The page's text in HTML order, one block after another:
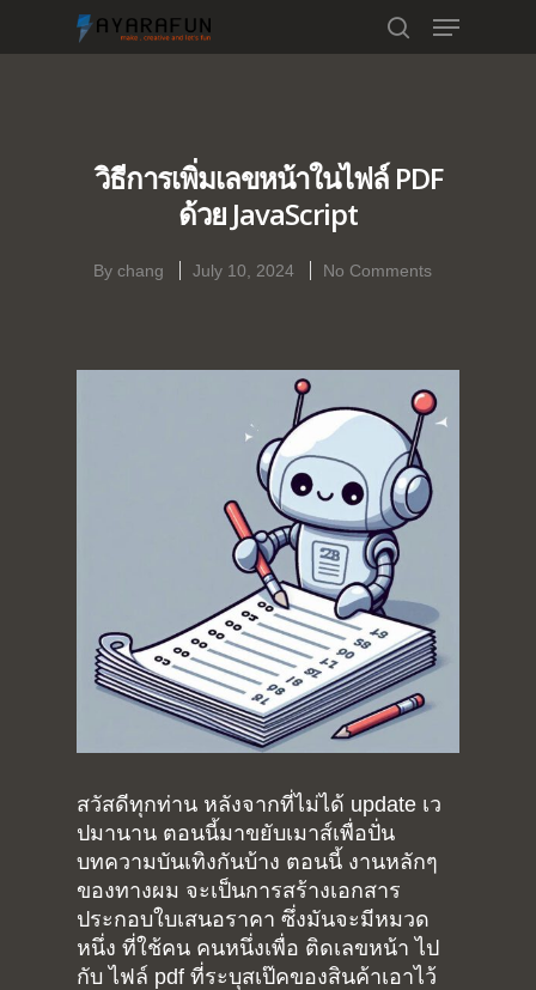
วิธีการเพิ่มเลขหน้าในไฟล์ PDF
ด้วย JavaScript
By chang July 10, 2024 No Comments
สวัสดีทุกท่าน หลังจากที่ไม่ได้ update เว
ปมานาน ตอนนี้มาขยับเมาส์เพื่อปั่น
บทความบันเทิงกันบ้าง ตอนนี้ งานหลักๆ
ของทางผม จะเป็นการสร้างเอกสาร
ประกอบใบเสนอราคา ซึ่งมันจะมีหมวด
หนึ่ง ที่ใช้คน คนหนึ่งเพื่อ ติดเลขหน้า ไป
กับ ไฟล์ pdf ที่ระบุสเป๊คของสินค้าเอาไว้